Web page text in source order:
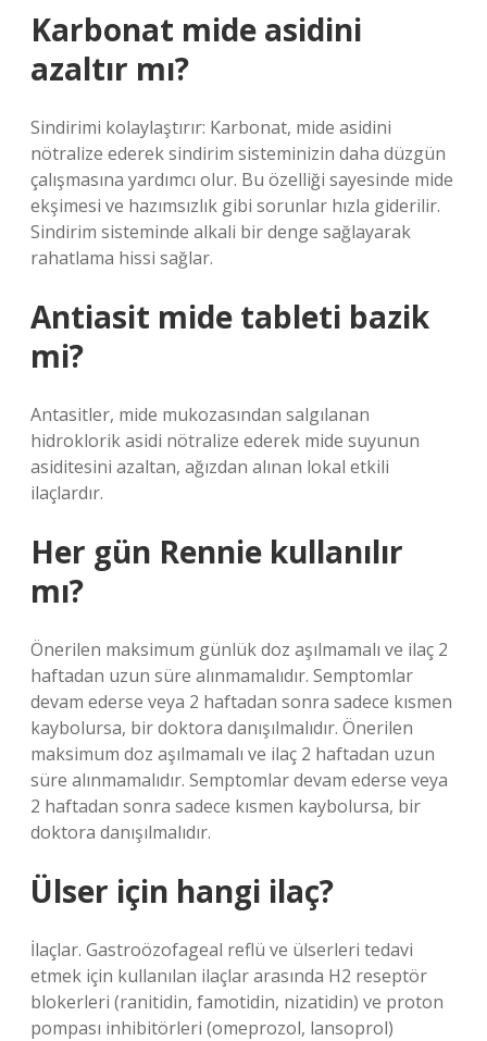
Karbonat mide asidini
azaltır mı?
Sindirimi kolaylaştırır: Karbonat, mide asidini
nötralize ederek sindirim sisteminizin daha düzgün
çalışmasına yardımcı olur. Bu özelliği sayesinde mide
ekşimesi ve hazımsızlık gibi sorunlar hızla giderilir.
Sindirim sisteminde alkali bir denge sağlayarak
rahatlama hissi sağlar.
Antiasit mide tableti bazik
mi?
Antasitler, mide mukozasından salgılanan
hidroklorik asidi nötralize ederek mide suyunun
asiditesini azaltan, ağızdan alınan lokal etkili
ilaçlardır.
Her gün Rennie kullanılır
mı?
Önerilen maksimum günlük doz aşılmamalı ve ilaç 2
haftadan uzun süre alınmamalıdır. Semptomlar
devam ederse veya 2 haftadan sonra sadece kısmen
kaybolursa, bir doktora danışılmalıdır. Önerilen
maksimum doz aşılmamalı ve ilaç 2 haftadan uzun
süre alınmamalıdır. Semptomlar devam ederse veya
2 haftadan sonra sadece kısmen kaybolursa, bir
doktora danışılmalıdır.
Ülser için hangi ilaç?
İlaçlar. Gastroözofageal reflü ve ülserleri tedavi
etmek için kullanılan ilaçlar arasında H2 reseptör
blokerleri (ranitidin, famotidin, nizatidin) ve proton
pompası inhibitörleri (omeprozol, lansoprol)